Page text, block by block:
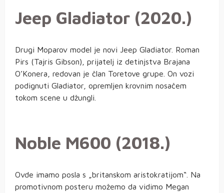
Jeep Gladiator (2020.)
Drugi Moparov model je novi Jeep Gladiator. Roman
Pirs (Tajris Gibson), prijatelj iz detinjstva Brajana
O’Konera, redovan je član Toretove grupe. On vozi
podignuti Gladiator, opremljen krovnim nosačem
tokom scene u džungli.
Noble M600 (2018.)
Ovde imamo posla s „britanskom aristokratijom“. Na
promotivnom posteru možemo da vidimo Megan